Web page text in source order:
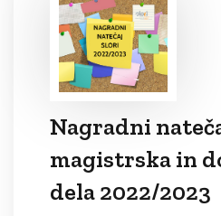
Nagradni
magistrska in
dela 2022/2023